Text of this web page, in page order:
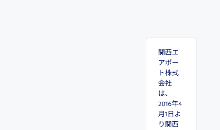
関西エ
アポー
ト株式
会社
は、
2016年4
月1日よ
り関西